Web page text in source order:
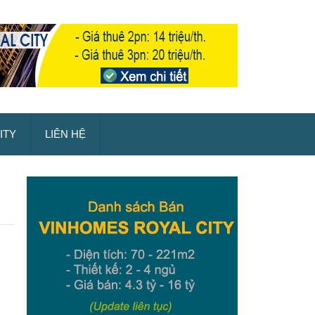
LIÊN HỆ